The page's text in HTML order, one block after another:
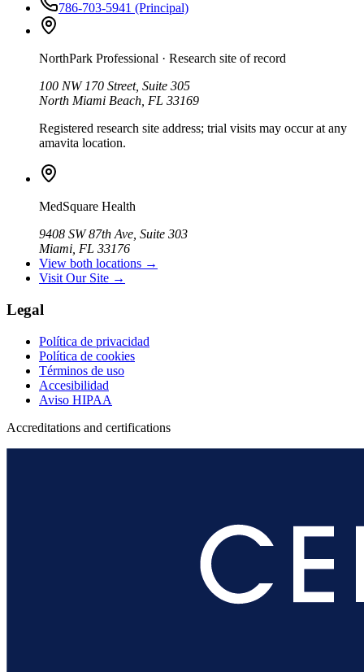
786-703-5941 (Principal)
NorthPark Professional · Research site of record
100 NW 170 Street, Suite 305
North Miami Beach, FL 33169
Registered research site address; trial visits may occur at any
amavita location.
MedSquare Health
9408 SW 87th Ave, Suite 303
Miami, FL 33176
View both locations →
Visit Our Site →
Legal
Política de privacidad
Política de cookies
Términos de uso
Accesibilidad
Aviso HIPAA
Accreditations and certifications